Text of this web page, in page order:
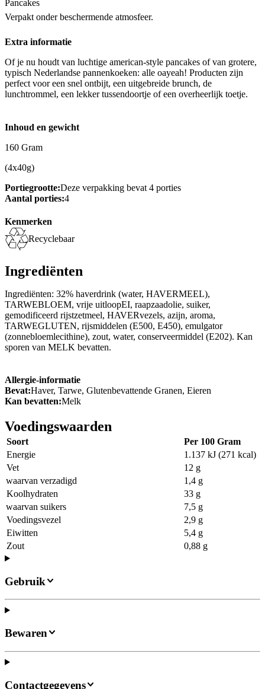
Pancakes
Verpakt onder beschermende atmosfeer.
Extra informatie
Of je nu houdt van luchtige american-style pancakes of van grotere,
typisch Nederlandse pannenkoeken: alle oayeah! Producten zijn
perfect voor een snel ontbijt, een uitgebreide brunch, de
lunchtrommel, een lekker tussendoortje of een overheerlijk toetje.
Inhoud en gewicht
160 Gram
(4x40g)
Portiegrootte:Deze verpakking bevat 4 porties
Aantal porties:4
Kenmerken
Recyclebaar
Ingrediënten
Ingrediënten: 32% haverdrink (water, HAVERMEEL),
TARWEBLOEM, vrije uitloopEI, raapzaadolie, suiker,
gemodificeerd rijstzetmeel, HAVERvezels, azijn, aroma,
TARWEGLUTEN, rijsmiddelen (E500, E450), emulgator
(zonnebloemlecithine), zout, water, conserveermiddel (E202). Kan
sporen van MELK bevatten.
Allergie-informatie
Bevat:Haver, Tarwe, Glutenbevattende Granen, Eieren
Kan bevatten:Melk
Voedingswaarden
Soort
Per 100 Gram
Energie
1.137 kJ (271 kcal)
Vet
12 g
waarvan verzadigd
1,4 g
Koolhydraten
33 g
waarvan suikers
7,5 g
Voedingsvezel
2,9 g
Eiwitten
5,4 g
Zout
0,88 g
Gebruik
Bewaren
Contactgegevens